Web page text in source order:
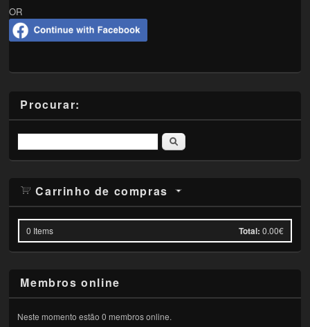
OR
Procurar:
Pesquisar
Carrinho de compras
0 Items Total: 0.00€
Membros online
Neste momento estão 0 membros online.